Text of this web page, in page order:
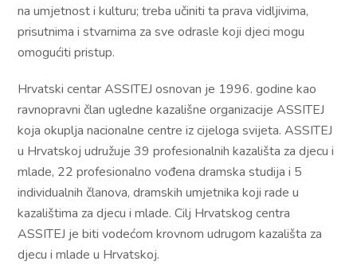
na umjetnost i kulturu; treba učiniti ta prava vidljivima,
prisutnima i stvarnima za sve odrasle koji djeci mogu
omogućiti pristup.
Hrvatski centar ASSITEJ osnovan je 1996. godine kao
ravnopravni član ugledne kazališne organizacije ASSITEJ
koja okuplja nacionalne centre iz cijeloga svijeta. ASSITEJ
u Hrvatskoj udružuje 39 profesionalnih kazališta za djecu i
mlade, 22 profesionalno vođena dramska studija i 5
individualnih članova, dramskih umjetnika koji rade u
kazalištima za djecu i mlade. Cilj Hrvatskog centra
ASSITEJ je biti vodećom krovnom udrugom kazališta za
djecu i mlade u Hrvatskoj.